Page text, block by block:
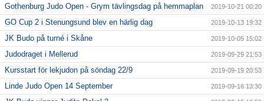
Gothenburg Judo Open - Grym tävlingsdag på hemmaplan 2019-10-21 00:20
GO Cup 2 i Stenungsund blev en härlig dag 2019-10-13 19:32
JK Budo på turné i Skåne 2019-10-05 15:02
Judodraget i Mellerud 2019-09-29 21:53
Kursstart för lekjudon på söndag 22/9 2019-09-19 20:53
Linde Judo Open 14 September 2019-09-16 13:30